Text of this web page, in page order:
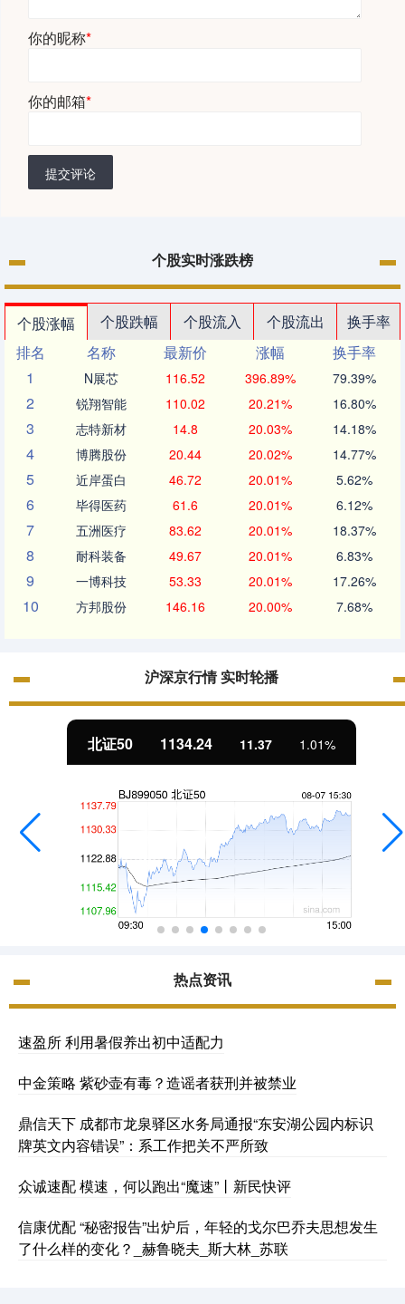
你的昵称*
你的邮箱*
提交评论
个股实时涨跌榜
个股涨幅 个股跌幅 个股流入 个股流出
换手率
排名
名称 最新价 涨幅
换手率
1
N展芯 116.52 396.89% 79.39%
2 锐翔智能 110.02 20.21% 16.80%
3 志特新材 14.8 20.03% 14.18%
4 博腾股份 20.44 20.02% 14.77%
5 近岸蛋白 46.72 20.01% 5.62%
6 毕得医药 61.6 20.01% 6.12%
7 五洲医疗 83.62 20.01% 18.37%
8 耐科装备 49.67 20.01% 6.83%
9 一博科技 53.33 20.01% 17.26%
10 方邦股份 146.16 20.00% 7.68%
沪深京行情 实时轮播
北证50 1134.24 11.37 1.01%
热点资讯
速盈所 利用暑假养出初中适配力
中金策略 紫砂壶有毒？造谣者获刑并被禁业
鼎信天下 成都市龙泉驿区水务局通报“东安湖公园内标识
牌英文内容错误”：系工作把关不严所致
众诚速配 模速，何以跑出“魔速”丨新民快评
信康优配 “秘密报告”出炉后，年轻的戈尔巴乔夫思想发生
了什么样的变化？_赫鲁晓夫_斯大林_苏联